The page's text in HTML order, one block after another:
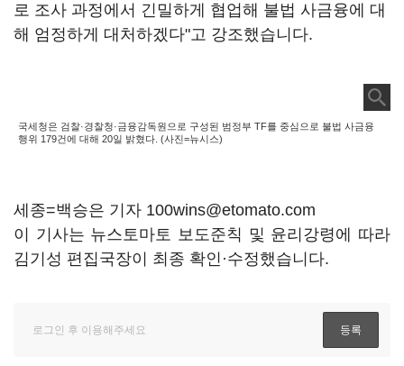
로 조사 과정에서 긴밀하게 협업해 불법 사금융에 대
해 엄정하게 대처하겠다"고 강조했습니다.
국세청은 검찰·경찰청·금융감독원으로 구성된 범정부 TF를 중심으로 불법 사금융
행위 179건에 대해 20일 밝혔다. (사진=뉴시스)
세종=백승은 기자 100wins@etomato.com
이 기사는 뉴스토마토 보도준칙 및 윤리강령에 따라
김기성 편집국장이 최종 확인·수정했습니다.